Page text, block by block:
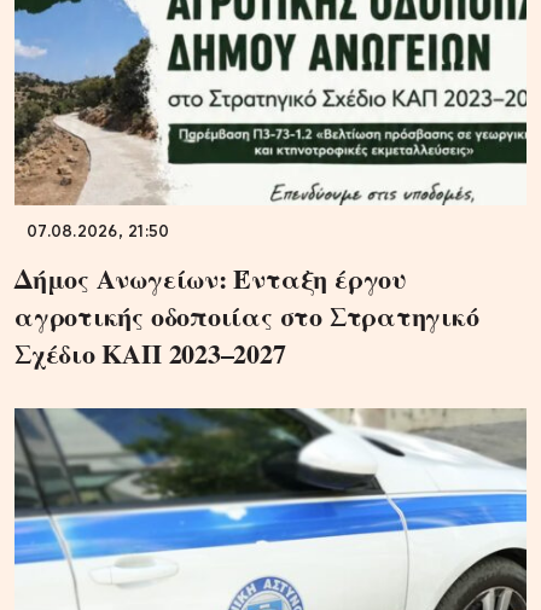
07.08.2026, 21:50
Δήμος Ανωγείων: Ένταξη έργου
αγροτικής οδοποιίας στο Στρατηγικό
Σχέδιο ΚΑΠ 2023–2027